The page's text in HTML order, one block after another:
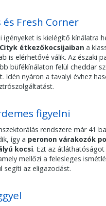
Fresh Corner
is kielégítő kínálatra
étkezőkocsijaiban a
is elérhetővé válik. Az északi
büfékínálaton felül cheddar
nyáron a tavalyi évhez
figyelni
rendszere már 41
így a peronon várakozók
kocsi. Ezt az
mellőzi a felesleges
segíti az eligazodást.